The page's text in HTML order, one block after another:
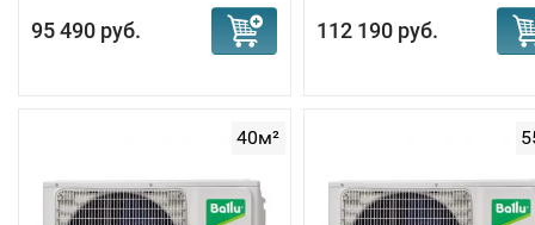
95 490 руб. 112 190 руб.
40м²